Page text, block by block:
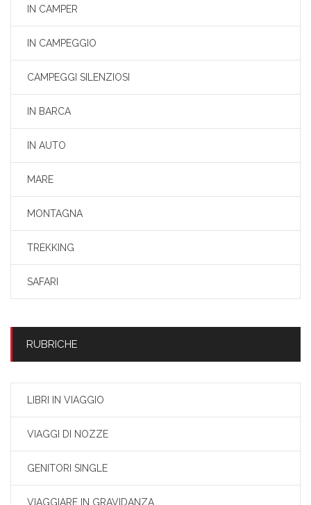
IN CAMPER
IN CAMPEGGIO
CAMPEGGI SILENZIOSI
IN BARCA
IN AUTO
MARE
MONTAGNA
TREKKING
SAFARI
RUBRICHE
LIBRI IN VIAGGIO
VIAGGI DI NOZZE
GENITORI SINGLE
VIAGGIARE IN GRAVIDANZA